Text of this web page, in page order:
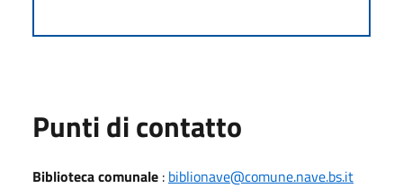
Punti di contatto
Biblioteca comunale : biblionave@comune.nave.bs.it